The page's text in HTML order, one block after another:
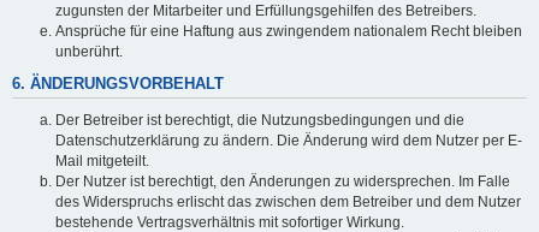
zugunsten der Mitarbeiter und Erfüllungsgehilfen des Betreibers.
Ansprüche für eine Haftung aus zwingendem nationalem Recht bleiben
unberührt.
6. ÄNDERUNGSVORBEHALT
Der Betreiber ist berechtigt, die Nutzungsbedingungen und die
Datenschutzerklärung zu ändern. Die Änderung wird dem Nutzer per E-
Mail mitgeteilt.
Der Nutzer ist berechtigt, den Änderungen zu widersprechen. Im Falle
des Widerspruchs erlischt das zwischen dem Betreiber und dem Nutzer
bestehende Vertragsverhältnis mit sofortiger Wirkung.